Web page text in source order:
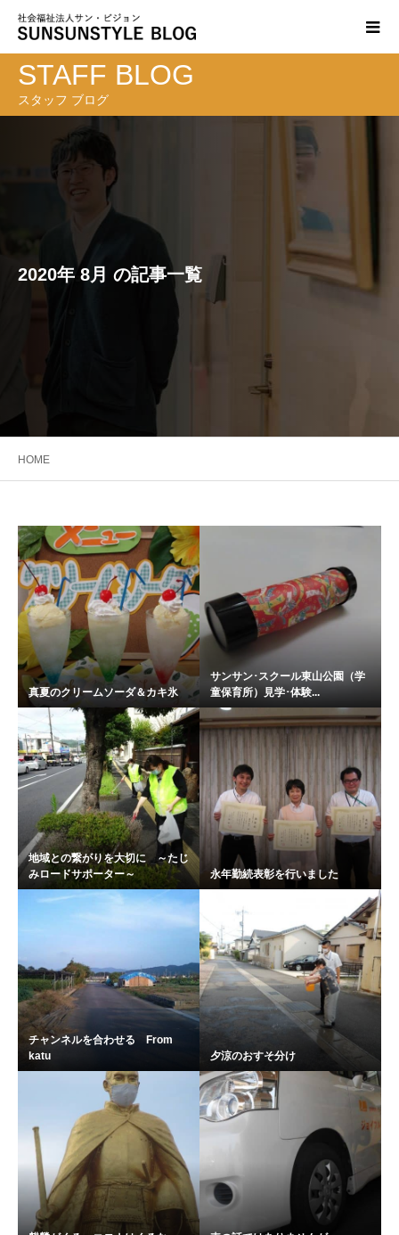
STAFF BLOG
スタッフ ブログ
2020年 8月 の記事一覧
HOME
真夏のクリームソーダ＆カキ氷
サンサン･スクール東山公園（学
童保育所）見学･体験...
地域との繋がりを大切に ～たじ
みロードサポーター～
永年勤続表彰を行いました
チャンネルを合わせる From
katu
夕涼のおすそ分け